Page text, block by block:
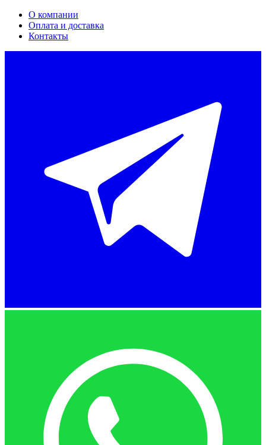
О компании
Оплата и доставка
Контакты